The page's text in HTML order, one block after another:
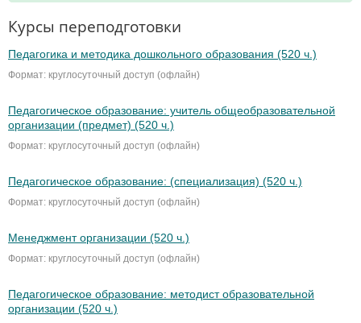
Курсы переподготовки
Педагогика и методика дошкольного образования (520 ч.)
Формат: круглосуточный доступ (офлайн)
Педагогическое образование: учитель общеобразовательной
организации (предмет) (520 ч.)
Формат: круглосуточный доступ (офлайн)
Педагогическое образование: (специализация) (520 ч.)
Формат: круглосуточный доступ (офлайн)
Менеджмент организации (520 ч.)
Формат: круглосуточный доступ (офлайн)
Педагогическое образование: методист образовательной
организации (520 ч.)